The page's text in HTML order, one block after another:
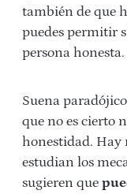
también de que
puedes permitir
persona honesta.
Suena
que no es cierto
honestidad. Hay
estudian los
sugieren que